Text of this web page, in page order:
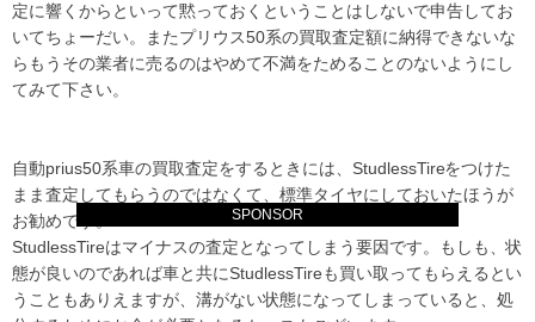
定に響くからといって黙っておくということはしないで申告してお
いてちょーだい。またプリウス50系の買取査定額に納得できないな
らもうその業者に売るのはやめて不満をためることのないようにし
てみて下さい。
自動prius50系車の買取査定をするときには、StudlessTireをつけた
まま査定してもらうのではなくて、標準タイヤにしておいたほうが
お勧めです。
StudlessTireはマイナスの査定となってしまう要因です。もしも、状
態が良いのであれば車と共にStudlessTireも買い取ってもらえるとい
うこともありえますが、溝がない状態になってしまっていると、処
SPONSOR